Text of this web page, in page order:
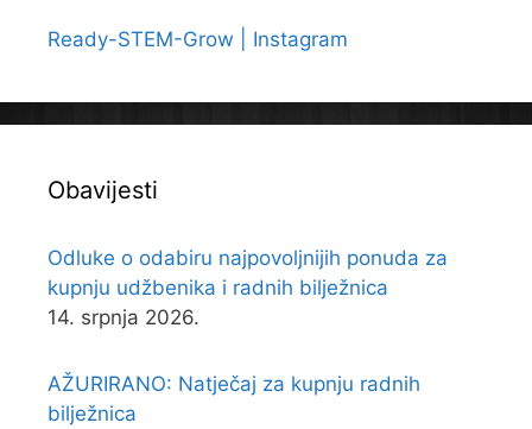
Ready-STEM-Grow | Instagram
Obavijesti
Odluke o odabiru najpovoljnijih ponuda za
kupnju udžbenika i radnih bilježnica
14. srpnja 2026.
AŽURIRANO: Natječaj za kupnju radnih
bilježnica